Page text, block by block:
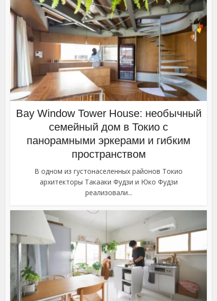
Bay Window Tower House: необычный
семейный дом в Токио с
панорамными эркерами и гибким
пространством
В одном из густонаселенных районов Токио
архитекторы Такааки Фудзи и Юко Фудзи
реализовали...